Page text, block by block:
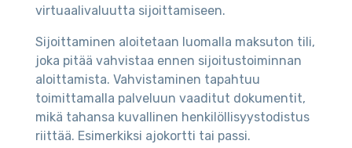
virtuaalivaluutta sijoittamiseen.
Sijoittaminen aloitetaan luomalla maksuton tili,
joka pitää vahvistaa ennen sijoitustoiminnan
aloittamista. Vahvistaminen tapahtuu
toimittamalla palveluun vaaditut dokumentit,
mikä tahansa kuvallinen henkilöllisyystodistus
riittää. Esimerkiksi ajokortti tai passi.